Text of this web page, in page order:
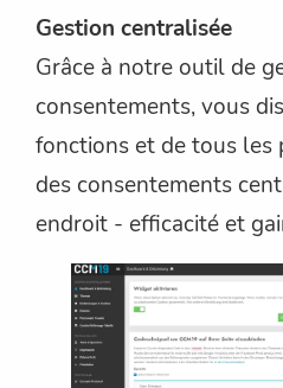
Gestion centralisée
Grâce à notre outil de
consentements, vous
fonctions et de tous les
des consentements
endroit - efficacité et